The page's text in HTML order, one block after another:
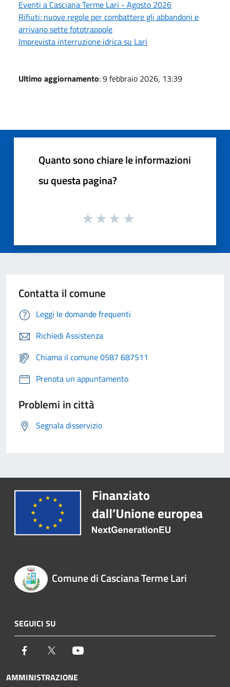
Eventi a Casciana Terme Lari - Agosto 2026
Rifiuti: nuove regole per combattere gli abbandoni e
arrivano sette fototrappole
Imprevista interruzione idrica su Lari
Ultimo aggiornamento: 9 febbraio 2026, 13:39
Quanto sono chiare le informazioni
su questa pagina?
Contatta il comune
Leggi le domande frequenti
Richiedi Assistenza
Chiama il comune 0587 687511
Prenota un appuntamento
Problemi in città
Segnala disservizio
Comune di Casciana Terme Lari
SEGUICI SU
Facebook Twitter
AMMINISTRAZIONE